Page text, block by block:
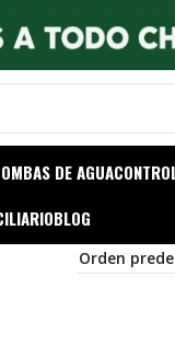
DE AGUA
BLOG